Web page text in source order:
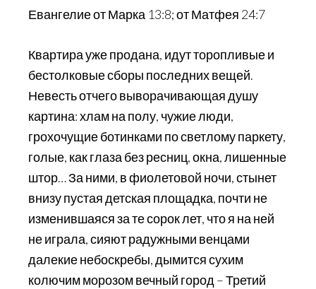
Евангелие от Марка 13:8; от Матфея 24:7
Квартира уже продана, идут торопливые и
бестолковые сборы последних вещей.
Невесть отчего выворачивающая душу
картина: хлам на полу, чужие люди,
грохочущие ботинками по светлому паркету,
голые, как глаза без ресниц, окна, лишенные
штор… За ними, в фиолетовой ночи, стынет
внизу пустая детская площадка, почти не
изменившаяся за те сорок лет, что я на ней
не играла, сияют радужными венцами
далекие небоскребы, дымится сухим
колючим морозом вечный город – Третий